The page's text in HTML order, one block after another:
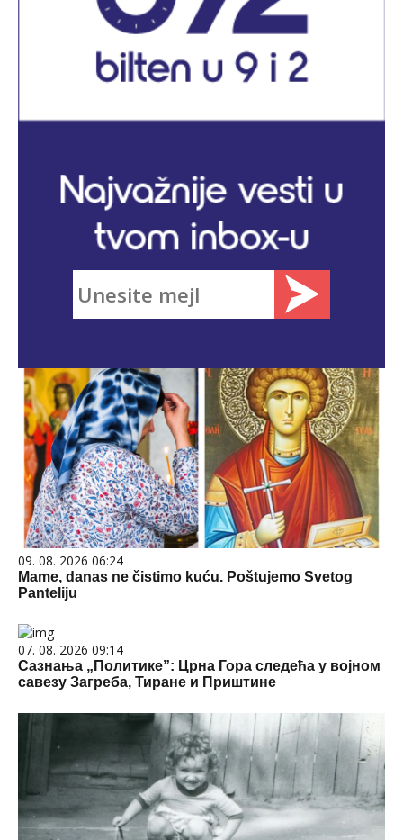
09. 08. 2026 06:24
Mame, danas ne čistimo kuću. Poštujemo Svetog
Panteliju
07. 08. 2026 09:14
Сазнања „Политике”: Црна Гора следећа у војном
савезу Загреба, Тиране и Приштине